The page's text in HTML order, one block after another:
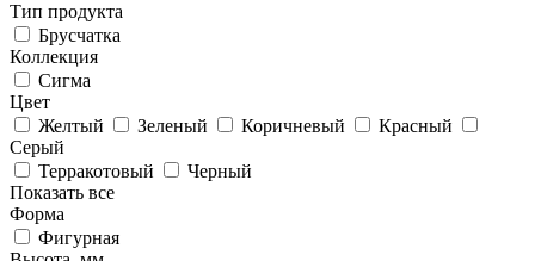
Тип продукта
Брусчатка
Коллекция
Сигма
Цвет
Желтый
Зеленый Коричневый
Красный
Серый
Терракотовый
Черный
Показать все
Форма
Фигурная